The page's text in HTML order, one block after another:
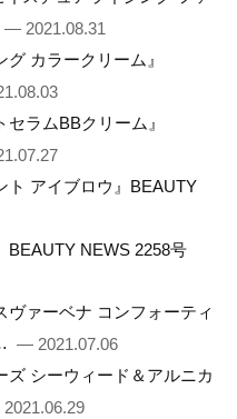
— 2021.08.31
グ カラークリーム』
セラムBBクリーム』
ト アイブロウ』BEAUTY
BEAUTY NEWS 2258号
ヴァーベナ コンフォーティ
— 2021.07.06
ズ シーウィード＆アルニカ